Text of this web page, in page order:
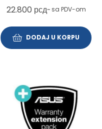
22.800 рсд~ sa PDV-om
DODAJ U KORPU